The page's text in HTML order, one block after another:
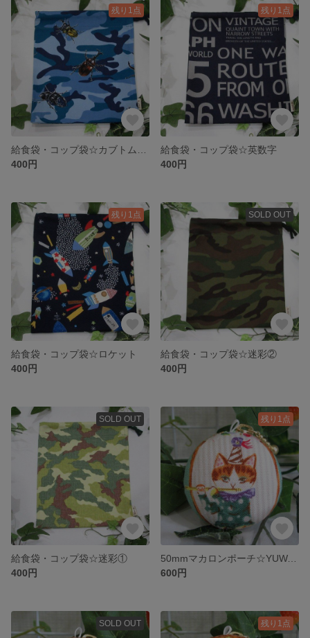
残り1点
400円
残り1点
給食袋・コップ袋☆英数字
400円
残り1点
給食袋・コップ袋☆ロケット
400円
SOLD OUT
給食袋・コップ袋☆迷彩②
400円
SOLD OUT
給食袋・コップ袋☆迷彩①
400円
残り1点
50mmマカロンポーチ☆YUWA☆そばかすキッズMusic④
600円
SOLD OUT 残り1点